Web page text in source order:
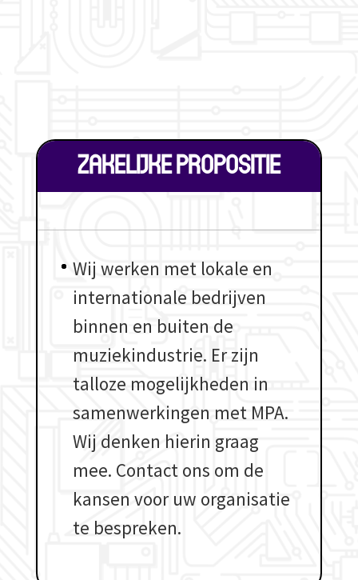
ZAKELIJKE PROPOSITIE
Wij werken met lokale en
internationale bedrijven
binnen en buiten de
muziekindustrie. Er zijn
talloze mogelijkheden in
samenwerkingen met MPA.
Wij denken hierin graag
mee. Contact ons om de
kansen voor uw organisatie
te bespreken.